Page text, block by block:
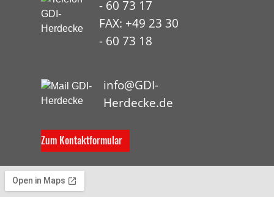
- 60 73 17
FAX: +49 23 30
- 60 73 18
info@GDI-
Herdecke.de
Zum Kontaktformular